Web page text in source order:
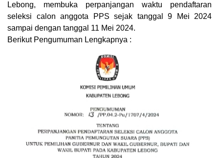
Lebong, membuka perpanjangan waktu pendaftaran
seleksi calon anggota PPS sejak tanggal 9 Mei 2024
sampai dengan tanggal 11 Mei 2024.
Berikut Pengumuman Lengkapnya :